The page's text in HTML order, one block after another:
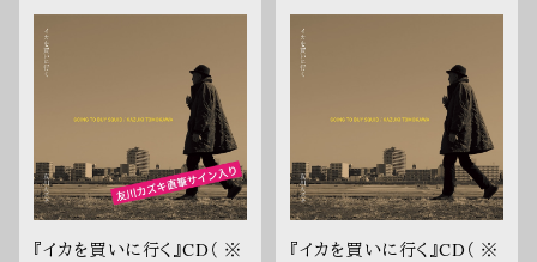
『イカを買いに行く』CD（ ※
『イカを買いに行く』CD（ ※